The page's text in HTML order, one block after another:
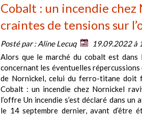
Cobalt : un incendie
craintes de tensions sur
Posté par :Aline Lecuq
19.09.2022 à
Alors que le marché du cobalt est
concernant les éventuelles
de Nornickel, celui du ferro-titane doit
Cobalt : un incendie chez Nornickel
l’offre Un incendie s’est déclaré dans
le 14 septembre dernier, avant d’être